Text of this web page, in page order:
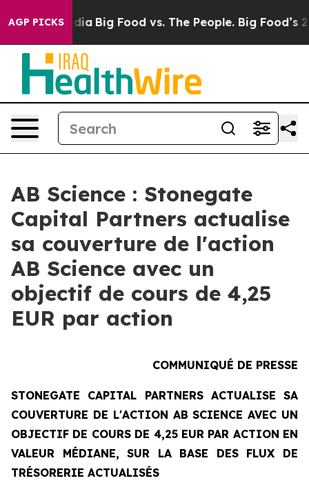
AGP PICKS
Media Big Food vs. The People. Big Food’s 239
AB Science : Stonegate
Capital Partners actualise
sa couverture de l'action
AB Science avec un
objectif de cours de 4,25
EUR par action
COMMUNIQUÉ DE PRESSE
STONEGATE CAPITAL PARTNERS ACTUALISE SA
COUVERTURE DE L'ACTION AB SCIENCE AVEC UN
OBJECTIF DE COURS DE 4,25 EUR PAR ACTION EN
VALEUR MÉDIANE, SUR LA BASE DES FLUX DE
TRÉSORERIE ACTUALISÉS